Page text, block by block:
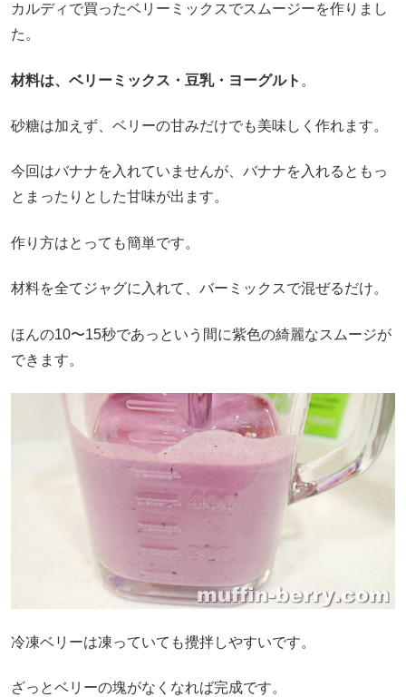
カルディで買ったベリーミックスでスムージーを作りまし
た。
材料は、ベリーミックス・豆乳・ヨーグルト 。
砂糖は加えず、ベリーの甘みだけでも美味しく作れます。
今回はバナナを入れていませんが、バナナを入れるともっ
とまったりとした甘味が出ます。
作り方はとっても簡単です。
材料を全てジャグに入れて、バーミックスで混ぜるだけ。
ほんの10〜15秒であっという間に紫色の綺麗なスムージが
できます。
冷凍ベリーは凍っていても攪拌しやすいです。
ざっとベリーの塊がなくなれば完成です。